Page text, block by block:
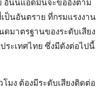
อันนี้แอดมินจะขออิงตาม
ป็นอันตราย ที่กรมแรงงาน
มาตรฐานของระดับเสียง
ระเทศไทย ซึ่งมีดังต่อไปนี้
โมง ต้องมีระดับเสียงติดต่อ